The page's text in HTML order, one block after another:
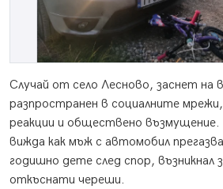
Случай от село Лесново, заснет на
разпространен в социалните
реакции и обществено
вижда как мъж с автомобил
годишно дете след спор, възникнал
откъснати череши.